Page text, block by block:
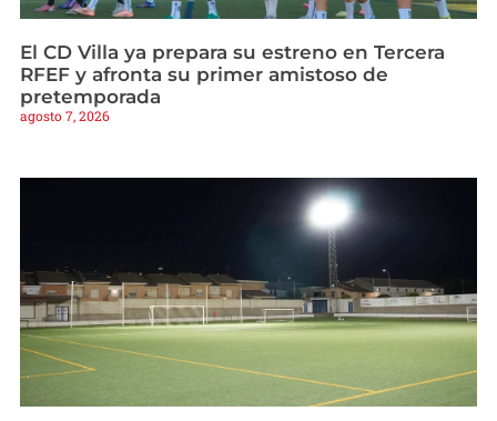
El CD Villa ya prepara su estreno en Tercera
RFEF y afronta su primer amistoso de
pretemporada
agosto 7, 2026